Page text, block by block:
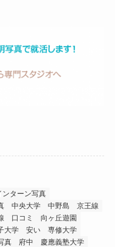
ンターン写真
中央大学 中野島
京王線
口コミ
向ヶ丘遊園
大学 安い
専修大学
真 府中 慶應義塾大学